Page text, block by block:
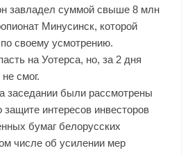
завладел суммой свыше 8 млн
Минусинск, которой
своему усмотрению.
на Уотерса, но, за 2 дня
смог.
заседании были рассмотрены
интересов инвесторов
бумаг белорусских
числе об усилении мер